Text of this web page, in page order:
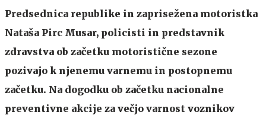
Predsednica republike in zaprisežena motoristka
Nataša Pirc Musar, policisti in predstavnik
zdravstva ob začetku motoristične sezone
pozivajo k njenemu varnemu in postopnemu
začetku. Na dogodku ob začetku nacionalne
preventivne akcije za večjo varnost voznikov